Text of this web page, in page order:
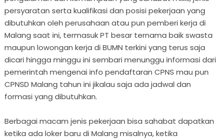
persyaratan serta kualifikasi dan posisi pekerjaan yang
dibutuhkan oleh perusahaan atau pun pemberi kerja di
Malang saat ini, termasuk PT besar ternama baik swasta
maupun lowongan kerja di BUMN terkini yang terus saja
dicari hingga minggu ini sembari menunggu informasi dari
pemerintah mengenai info pendaftaran CPNS mau pun
CPNSD Malang tahun ini jikalau saja ada jadwal dan
formasi yang dibutuhkan.
Berbagai macam jenis pekerjaan bisa sahabat dapatkan
ketika ada loker baru di Malang misalnya, ketika